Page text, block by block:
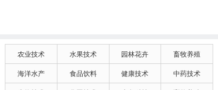
农业技术 水果技术 园林花卉 畜牧养殖
海洋水产 食品饮料 健康技术 中药技术